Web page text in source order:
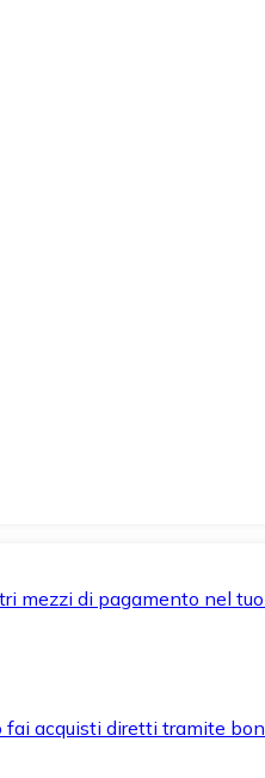
mezzi di pagamento nel
acquisti diretti tramite